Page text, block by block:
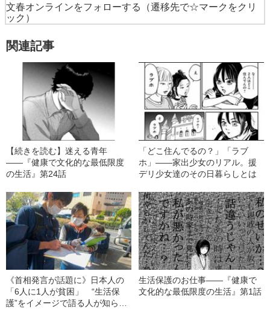
文春オンラインをフォローする
（遷移先で☆マークをクリ
ック）
関連記事
【続きを読む】迷える青年
――『健康で文化的な最低限度
の生活』第24話
「どこ住んでるの？」「ラブ
ホ」――家出少女のリアル。援
デリ少女達のその日暮らしとは
《首相発言が話題に》日本人の
「6人に1人が貧困」 “生活保
護”をイメージで語る人が知らな
生活保護のお仕事――『健康で
文化的な最低限度の生活』第1話